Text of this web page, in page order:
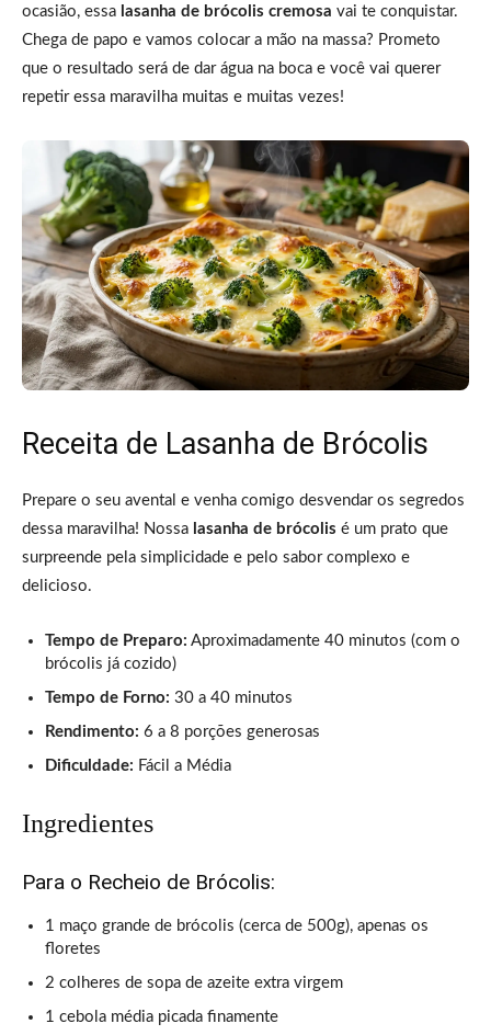
ocasião, essa lasanha de brócolis cremosa vai te conquistar.
Chega de papo e vamos colocar a mão na massa? Prometo
que o resultado será de dar água na boca e você vai querer
repetir essa maravilha muitas e muitas vezes!
Receita de Lasanha de Brócolis
Prepare o seu avental e venha comigo desvendar os segredos
dessa maravilha! Nossa lasanha de brócolis é um prato que
surpreende pela simplicidade e pelo sabor complexo e
delicioso.
Tempo de Preparo: Aproximadamente 40 minutos (com o
brócolis já cozido)
Tempo de Forno: 30 a 40 minutos
Rendimento: 6 a 8 porções generosas
Dificuldade: Fácil a Média
Ingredientes
Para o Recheio de Brócolis:
1 maço grande de brócolis (cerca de 500g), apenas os
floretes
2 colheres de sopa de azeite extra virgem
1 cebola média picada finamente